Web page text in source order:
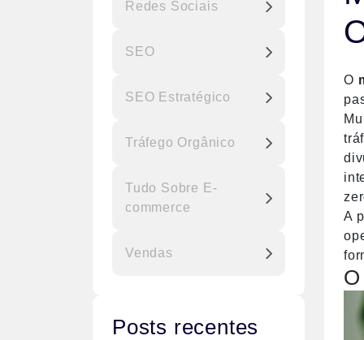
Redes Sociais
SEO
SEO Estratégico
Tráfego Orgânico
Tudo Sobre E-
commerce
Vendas
Posts recentes
O
A